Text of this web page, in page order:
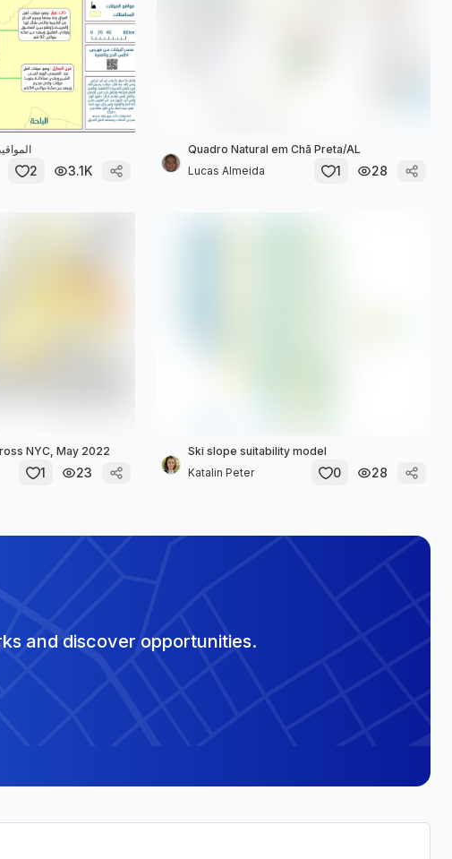
2 3.1K
Quadro Natural em Chã Preta/AL
Lucas Almeida
1 28
NYC, May 2022
1 23
Ski slope suitability model
Katalin Peter
0 28
and discover opportunities.